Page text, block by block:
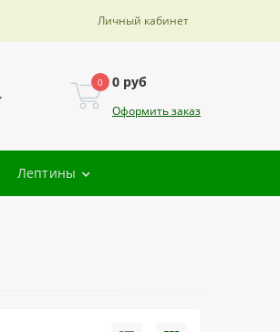
Личный кабинет
0 0 руб
Оформить заказ
Лептины